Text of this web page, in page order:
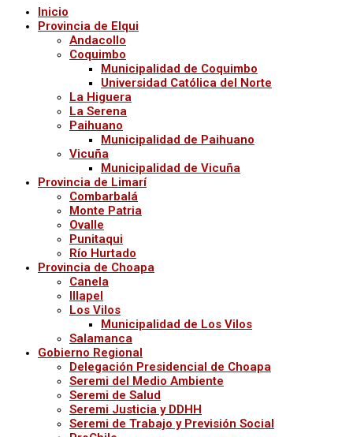
Inicio
Provincia de Elqui
Andacollo
Coquimbo
Municipalidad de Coquimbo
Universidad Católica del Norte
La Higuera
La Serena
Paihuano
Municipalidad de Paihuano
Vicuña
Municipalidad de Vicuña
Provincia de Limarí
Combarbalá
Monte Patria
Ovalle
Punitaqui
Río Hurtado
Provincia de Choapa
Canela
Illapel
Los Vilos
Municipalidad de Los Vilos
Salamanca
Gobierno Regional
Delegación Presidencial de Choapa
Seremi del Medio Ambiente
Seremi de Salud
Seremi Justicia y DDHH
Seremi de Trabajo y Previsión Social